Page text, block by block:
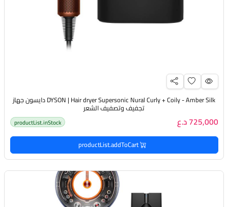
DYSON | Hair dryer Supersonic Nural Curly + Coily - Amber Silk دايسون جهاز
تجفيف وتصفيف الشعر
725,000 د.ع productList.inStock
productList.addToCart